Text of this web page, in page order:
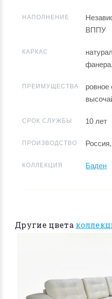
НАПОЛНЕНИЕ
ВППУ
КАРКАС
ПРЕИМУЩЕСТВА
ровное
СРОК СЛУЖБЫ 10 лет
ПРОИЗВОДСТВО
КОЛЛЕКЦИЯ Баден
Другие цвета